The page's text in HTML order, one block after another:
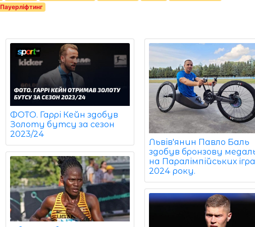
Пауерліфтинг
ФОТО. Гаррі Кейн здобув
Золоту бутсу за сезон
2023/24
Львів'янин Павло Баль
здобув бронзову
на Паралімпійських
2024 року.